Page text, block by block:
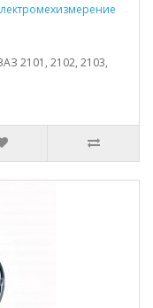
2101, 2102, 2103,